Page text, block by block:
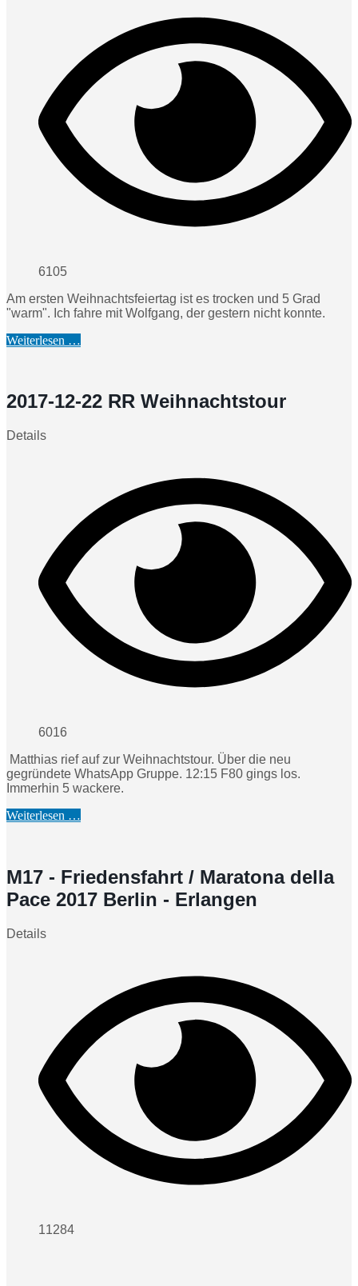
6105
Am ersten Weihnachtsfeiertag ist es trocken und 5 Grad
"warm". Ich fahre mit Wolfgang, der gestern nicht konnte.
Weiterlesen …
2017-12-22 RR Weihnachtstour
Details
6016
Matthias rief auf zur Weihnachtstour. Über die neu
gegründete WhatsApp Gruppe. 12:15 F80 gings los.
Immerhin 5 wackere.
Weiterlesen …
M17 - Friedensfahrt / Maratona della
Pace 2017 Berlin - Erlangen
Details
11284